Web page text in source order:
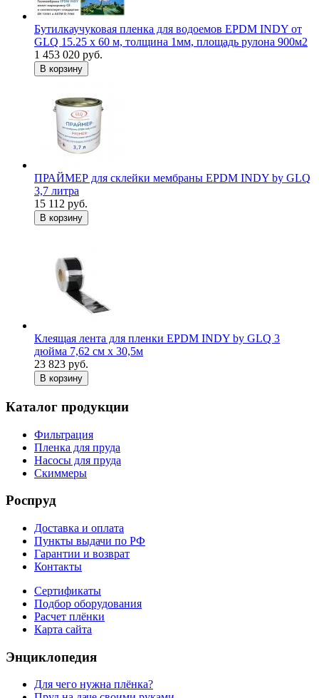
Бутилкаучуковая пленка для водоемов EPDM INDY от
GLQ 15.25 х 60 м, толщина 1мм, площадь рулона 900м2
1 453 020 руб.
В корзину
ПРАЙМЕР для склейки мембраны EPDM INDY by GLQ
3,7 литра
15 112 руб.
В корзину
Клеящая лента для пленки EPDM INDY by GLQ 3
дюйма 7,62 см х 30,5м
23 823 руб.
В корзину
Каталог продукции
Фильтрация
Пленка для пруда
Насосы для пруда
Скиммеры
Роспруд
Доставка и оплата
Пункты выдачи по РФ
Гарантии и возврат
Контакты
Сертификаты
Подбор оборудования
Расчет плёнки
Карта сайта
Энциклопедия
Для чего нужна плёнка?